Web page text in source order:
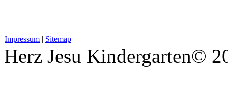
Impressum | Sitemap
Herz Jesu Kindergarten©